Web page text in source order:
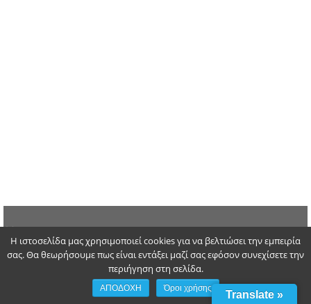
Σάββατο 08 Αυγούστου 2026
Translate »
Η ιστοσελίδα μας χρησιμοποιεί cookies για να βελτιώσει την εμπειρία
σας. Θα θεωρήσουμε πως είναι εντάξει μαζί σας εφόσον συνεχίσετε την
περιήγηση στη σελίδα.
ΑΠΟΔΟΧΗ Όροι χρήσης